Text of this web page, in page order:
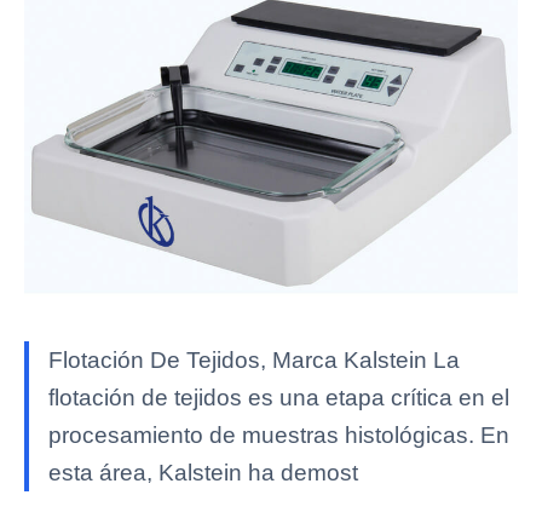
Flotación De Tejidos, Marca Kalstein La
flotación de tejidos es una etapa crítica en el
procesamiento de muestras histológicas. En
esta área, Kalstein ha demost